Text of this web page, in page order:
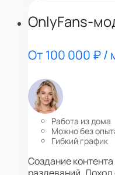
OnlyFans-
От 100 000 ₽ /
Работа из дома
Можно без
Гибкий график
Создание
раздеваний. Доход